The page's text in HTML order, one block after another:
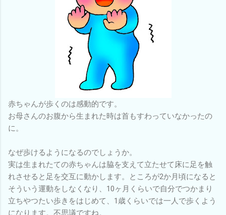
赤ちゃんが歩くのは感動的です。
お母さんのお腹から生まれた時は首もすわっていなかったの
に。
なぜ歩けるようになるのでしょうか。
実は生まれたての赤ちゃんは脇を支えて立たせて床に足を触
れさせると足を交互に動かします。ところが2か月頃になると
そういう運動をしなくなり、10ヶ月くらいで自分でつかまり
立ちやつたい歩きをはじめて、1歳くらいでは一人で歩くよう
になります。不思議ですね。